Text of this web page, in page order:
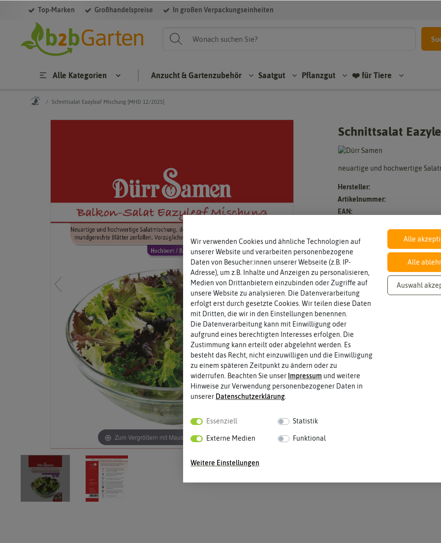
Top-Marken Großhandelspreise In großen Verpackungseinheiten
Alle Kategorien Anzucht & Gartenzubehör Saatgut Pflanzgut ❤️ für Tiere
Schnittsalat Eazyleaf Mischung [MHD 12/2025]
Zum Vergrößern mit Maus über das Bild fahren
Schnittsalat
neuartige und hochwertige
Hersteller:
Artikelnummer:
EAN:
Inhalt
ca. 150 Korn Wie viel ist enthalten
Wir verwenden Cookies und ähnliche Technologien auf
unserer Website und verarbeiten personenbezogene
Daten von Besucher:innen unserer Webseite (z.B. IP-
Adresse), um z.B. Inhalte und Anzeigen zu personalisieren,
Medien von Drittanbietern einzubinden oder Zugriffe auf
unsere Website zu analysieren. Die Datenverarbeitung
erfolgt erst durch gesetzte Cookies. Wir teilen diese Daten
mit Dritten, die wir in den Einstellungen benennen.
Die Datenverarbeitung kann mit Einwilligung oder
aufgrund eines berechtigten Interesses erfolgen. Die
Zustimmung kann erteilt oder abgelehnt werden. Es
besteht das Recht, nicht einzuwilligen und die Einwilligung
zu einem späteren Zeitpunkt zu ändern oder zu
widerrufen. Beachten Sie unser Impressum und weitere
Hinweise zur Verwendung personenbezogener Daten in
unserer Daten­schutz­erklärung
Essenziell Statistik
Externe Medien Funktional
Weitere Einstellungen
Alle
Alle
Auswahl